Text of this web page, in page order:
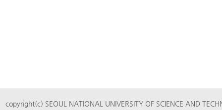
copyright(c) SEOUL NATIONAL UNIVERSITY OF SCIENCE AND